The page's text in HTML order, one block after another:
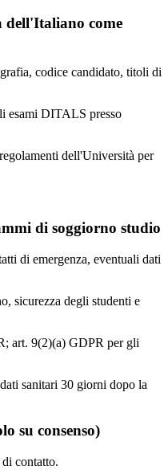
come
codice candidato, titoli di
esami DITALS presso
dell'Università per
di soggiorno studio
di emergenza, eventuali dati
sicurezza degli studenti e
art. 9(2)(a) GDPR per gli
sanitari 30 giorni dopo la
su consenso)
contatto.